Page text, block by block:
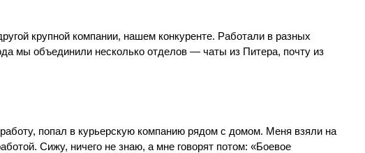
крупной компании, нашем конкуренте. Работали в разных
мы объединили несколько отделов — чаты из Питера, почту из
попал в курьерскую компанию рядом с домом. Меня взяли на
Сижу, ничего не знаю, а мне говорят потом: «Боевое